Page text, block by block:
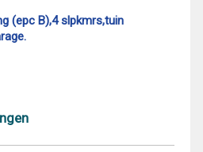
(epc B),4 slpkmrs,tuin